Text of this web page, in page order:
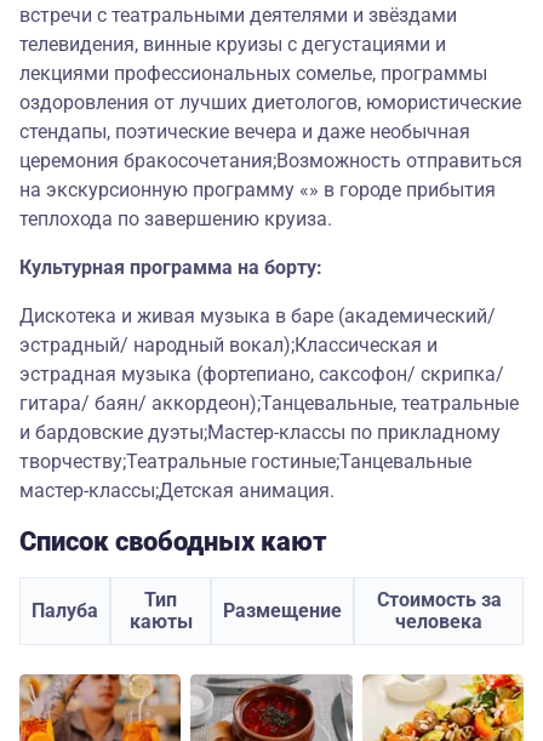
встречи с театральными деятелями и звёздами
телевидения, винные круизы с дегустациями и
лекциями профессиональных сомелье, программы
оздоровления от лучших диетологов, юмористические
стендапы, поэтические вечера и даже необычная
церемония бракосочетания;Возможность отправиться
на экскурсионную программу «» в городе прибытия
теплохода по завершению круиза.
Культурная программа на борту:
Дискотека и живая музыка в баре (академический/
эстрадный/ народный вокал);Классическая и
эстрадная музыка (фортепиано, саксофон/ скрипка/
гитара/ баян/ аккордеон);Танцевальные, театральные
и бардовские дуэты;Мастер-классы по прикладному
творчеству;Театральные гостиные;Танцевальные
мастер-классы;Детская анимация.
Список свободных кают
Палуба
Тип
каюты
Размещение
Стоимость за
человека